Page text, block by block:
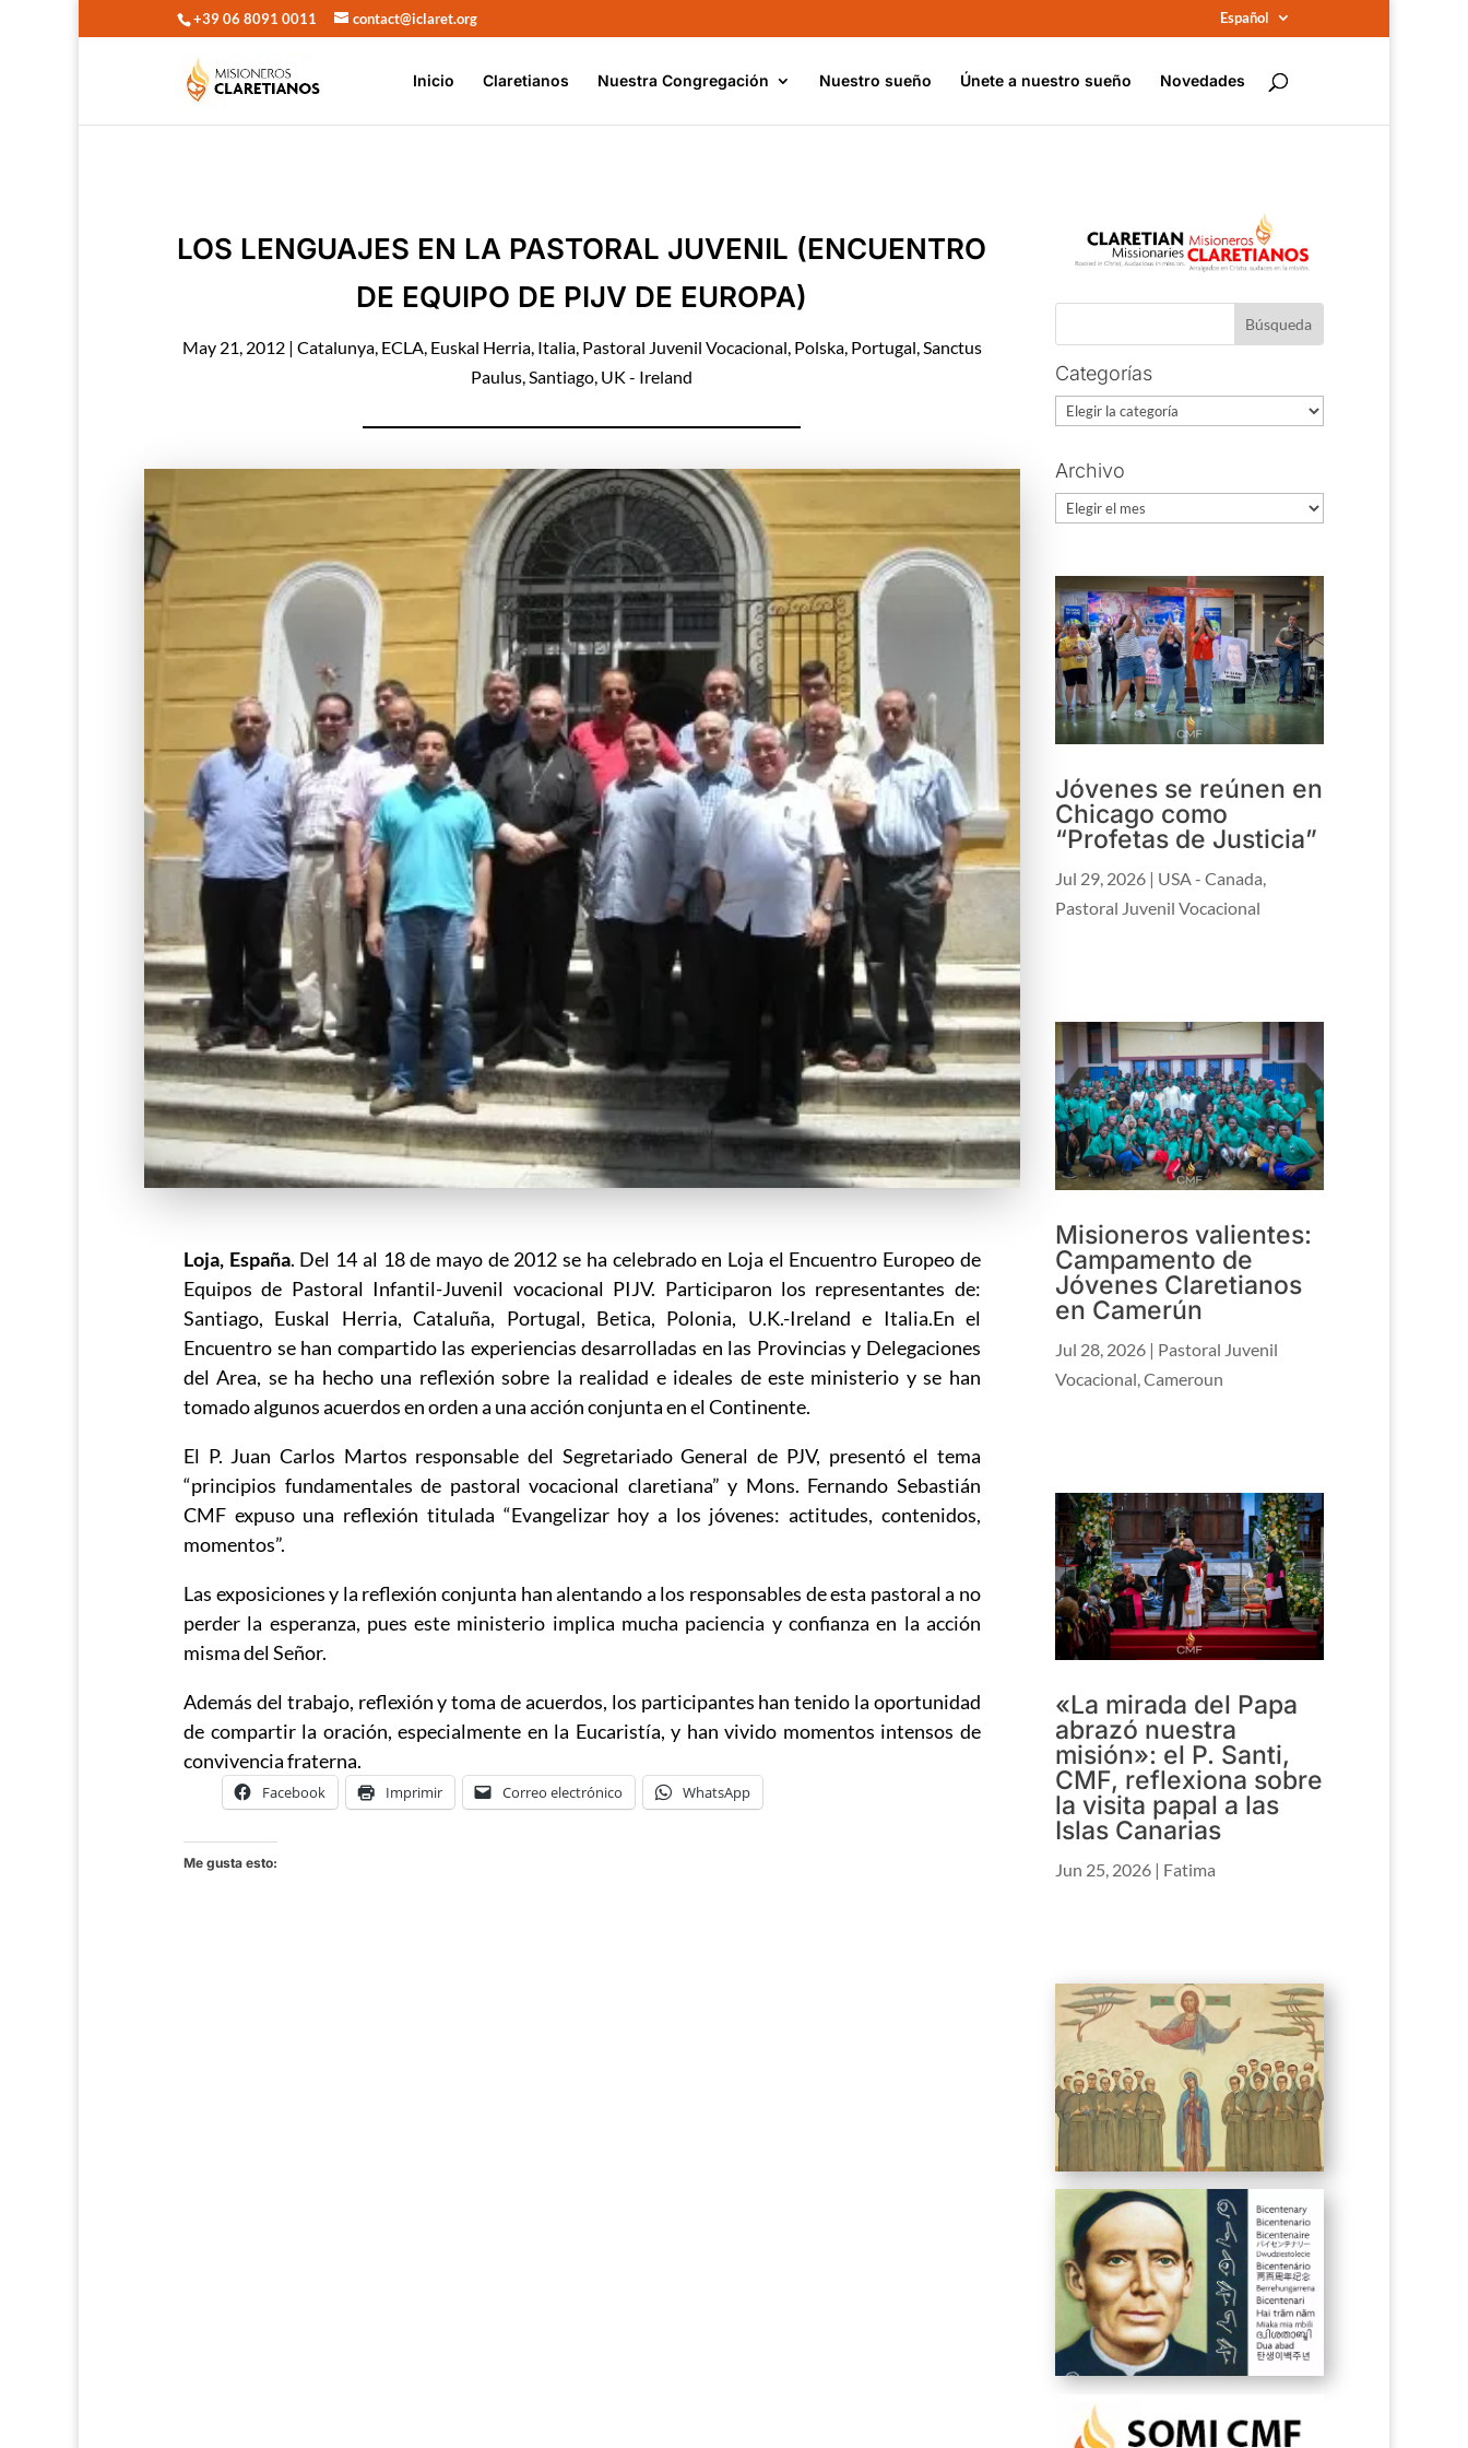
+39 06 8091 0011 contact@iclaret.org Español
Inicio Claretianos Nuestra Congregación Nuestro sueño Únete a nuestro sueño Novedades
LOS LENGUAJES EN LA PASTORAL JUVENIL (ENCUENTRO
DE EQUIPO DE PIJV DE EUROPA)
May 21, 2012| Catalunya, ECLA, Euskal Herria, Italia, Pastoral Juvenil Vocacional, Polska, Portugal,Sanctus
Paulus,Santiago, UK - Ireland
Loja, España. Del 14 al 18 de mayo de 2012 se ha celebrado en Loja el Encuentro Europeo de
Equipos de Pastoral Infantil-Juvenil vocacional PIJV. Participaron los representantes de:
Santiago, Euskal Herria, Cataluña, Portugal, Betica, Polonia, U.K.-Ireland e Italia.En el
Encuentro se han compartido las experiencias desarrolladas en las Provincias y Delegaciones
del Area, se ha hecho una reflexión sobre la realidad e ideales de este ministerio y se han
tomado algunos acuerdos en orden a una acción conjunta en el Continente.
El P. Juan Carlos Martos responsable del Segretariado General de PJV, presentó el tema
“principios fundamentales de pastoral vocacional claretiana” y Mons. Fernando Sebastián
CMF expuso una reflexión titulada “Evangelizar hoy a los jóvenes: actitudes, contenidos,
momentos”.
Las exposiciones y la reflexión conjunta han alentando a los responsables de esta pastoral a no
perder la esperanza, pues este ministerio implica mucha paciencia y confianza en la acción
misma del Señor.
Además del trabajo, reflexión y toma de acuerdos, los participantes han tenido la oportunidad
de compartir la oración, especialmente en la Eucaristía, y han vivido momentos intensos de
convivencia fraterna.
Facebook Imprimir Correo electrónico WhatsApp
Me gusta esto:
Categorías
Categorías
Archivo
Archivo
Jóvenes se reúnen en
Chicago como
“Profetas de Justicia”
Jul 29, 2026 | USA - Canada,
Pastoral Juvenil Vocacional
Misioneros valientes:
Campamento de
Jóvenes Claretianos
en Camerún
Jul 28, 2026 | Pastoral Juvenil
Vocacional ,Cameroun
«La mirada del Papa
abrazó nuestra
misión»: el P. Santi,
CMF, reflexiona sobre
la visita papal a las
Islas Canarias
Jun 25, 2026 | Fatima